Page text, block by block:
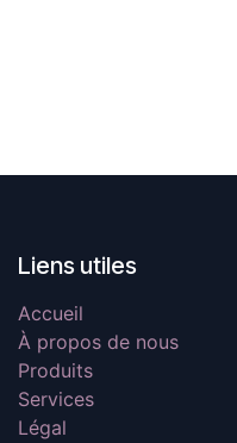
Liens utiles
Accueil
À propos de nous
Produits
Services
Légal